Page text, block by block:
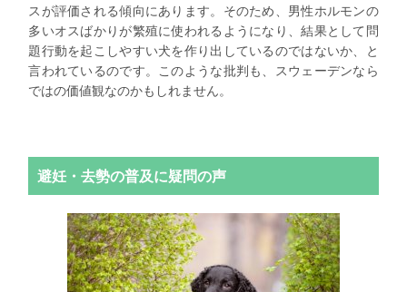
スが評価される傾向にあります。そのため、男性ホルモンの
多いオスばかりが繁殖に使われるようになり、結果として問
題行動を起こしやすい犬を作り出しているのではないか、と
言われているのです。このような批判も、スウェーデンなら
ではの価値観なのかもしれません。
避妊・去勢の普及に疑問の声